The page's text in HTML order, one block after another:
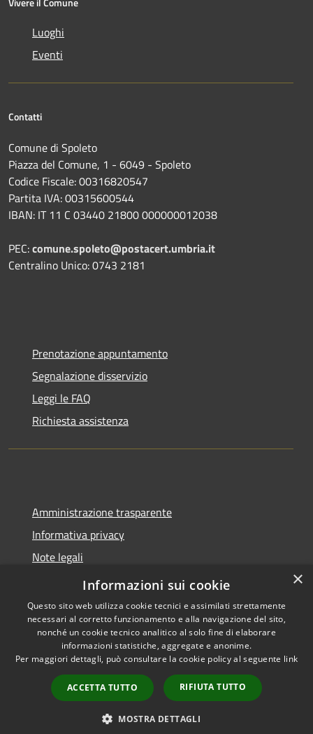
Luoghi
Eventi
Contatti
Comune di Spoleto
Piazza del Comune, 1 - 6049 - Spoleto
Codice Fiscale: 00316820547
Partita IVA: 00315600544
IBAN: IT 11 C 03440 21800 000000012038
PEC:comune.spoleto@postacert.umbria.it
Centralino Unico: 0743 2181
Prenotazione appuntamento
Segnalazione disservizio
Leggi le FAQ
Richiesta assistenza
Amministrazione trasparente
Informativa privacy
Note legali
Dichiarazione di accessibilità
Accessibilità
Copyright © 2026 • Comune di
Spoleto • Powered by
Municipium•
Accesso
redazione
×
Informazioni sui cookie
Questo sito web utilizza cookie tecnici e assimilati strettamente
necessari al corretto funzionamento e alla navigazione del sito,
nonché un cookie tecnico analitico al solo fine di elaborare
informazioni statistiche, aggregate e anonime.
Per maggiori dettagli, può consultare la cookie policy al seguente link
ACCETTA TUTTO RIFIUTA TUTTO
MOSTRA DETTAGLI